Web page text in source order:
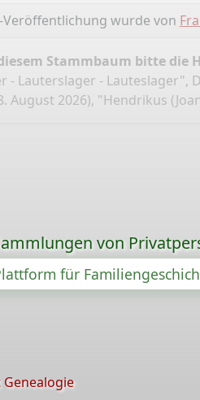
Veröffentlichung wurde von
Stammbaum bitte die
- Lauterslager - Lauteslager",
August 2026), "Hendrikus
von
für
Genealogie